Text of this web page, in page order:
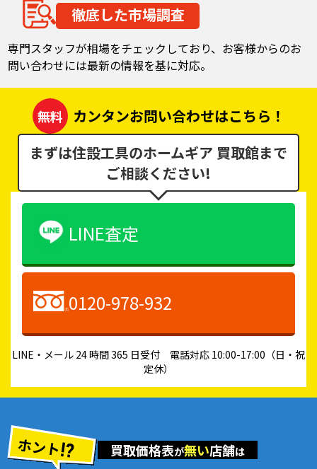
徹底した市場調査
専門スタッフが相場をチェックしており、お客様からのお
問い合わせには最新の情報を基に対応。
無料
カンタンお問い合わせはこちら！
まずは住設工具のホームギア 買取館まで
ご相談ください!
LINE査定
0120-978-932
LINE・メール 24 時間 365 日受付 電話対応 10:00-17:00（日・祝
定休）
ホント 買取価格表が無い店舗は